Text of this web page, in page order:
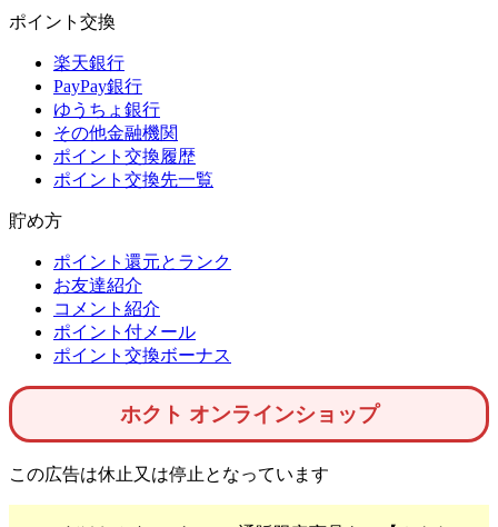
ポイント交換
楽天銀行
PayPay銀行
ゆうちょ銀行
その他金融機関
ポイント交換履歴
ポイント交換先一覧
貯め方
ポイント還元とランク
お友達紹介
コメント紹介
ポイント付メール
ポイント交換ボーナス
ホクト オンラインショップ
この広告は休止又は停止となっています